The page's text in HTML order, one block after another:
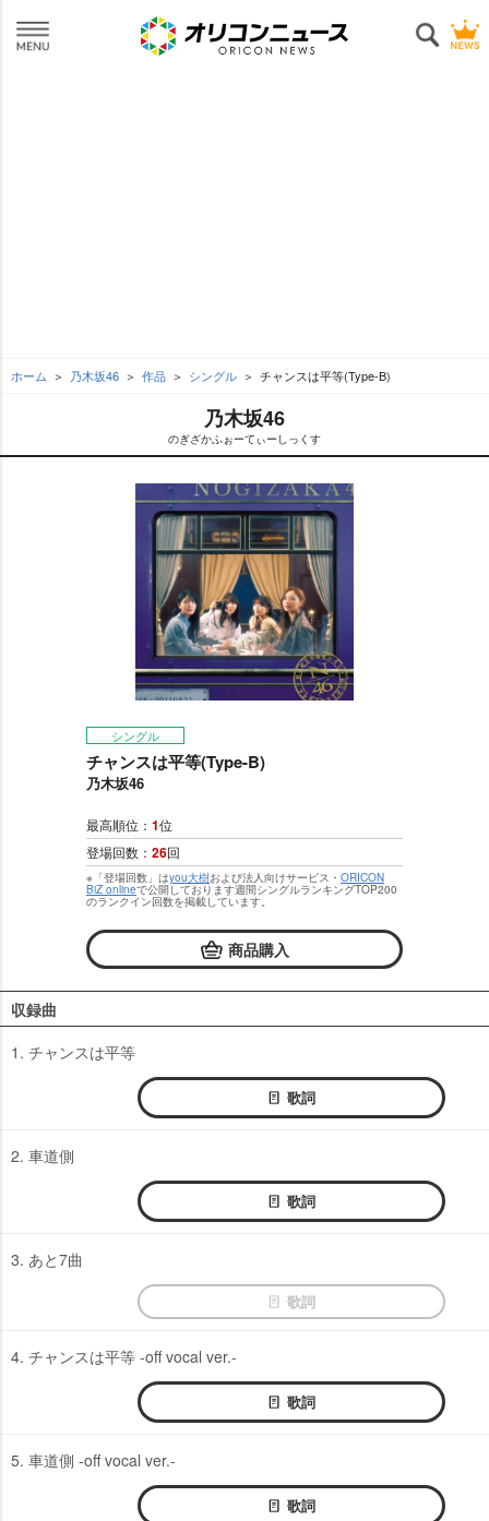
ホーム 乃木坂46 作品 シングル チャンスは平等(Type-B)
乃木坂46
のぎざかふぉーてぃーしっくす
シングル
チャンスは平等(Type-B)
乃木坂46
最高順位： 1位
登場回数： 26回
※「登場回数」はyou大樹および法人向けサービス・ ORICON
BiZ onlineで公開しております週間シングルランキングTOP200
のランクイン回数を掲載しています。
商品購入
収録曲
1. チャンスは平等
歌詞
2. 車道側
歌詞
3. あと7曲
歌詞
4. チャンスは平等 -off vocal ver.-
歌詞
5. 車道側 -off vocal ver.-
歌詞